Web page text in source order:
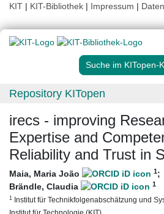
KIT | KIT-Bibliothek | Impressum |
Suche im KITopen-
Repository KITopen
irecs - improving
Expertise and
Reliability and Trust in
Maia, Maria João 1;
Brändle, Claudia
1
1 Institut für Technikfolgenabschätzung und